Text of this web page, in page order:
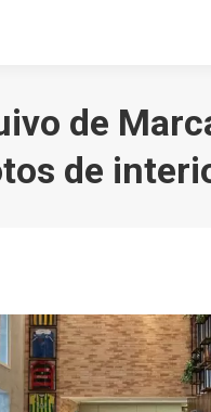
de
de